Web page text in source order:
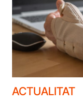
ACTUALITAT